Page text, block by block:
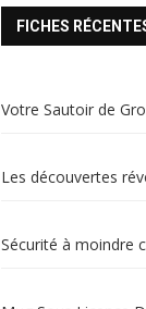
FICHES
Votre Sautoir de
Les découvertes
Sécurité à moindre